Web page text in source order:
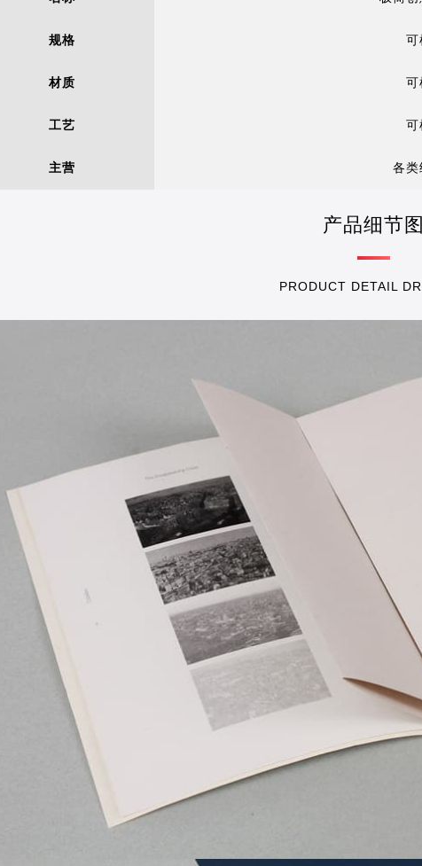
规格 可
材质 可
工艺 可
主营 各类
产品细节图
PRODUCT DETAIL